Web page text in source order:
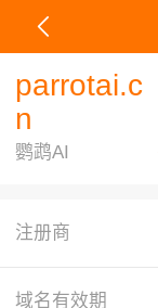
parrotai.c
n
鹦鹉AI
注册商
域名有效期